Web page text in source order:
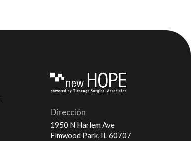
Dirección
1950 N Harlem Ave
Elmwood Park, IL 60707